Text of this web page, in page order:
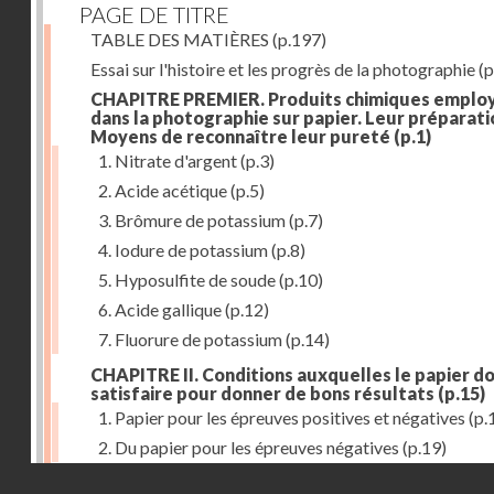
PAGE DE TITRE
TABLE DES MATIÈRES (p.197)
Essai sur l'histoire et les progrès de la photographie
CHAPITRE PREMIER. Produits chimiques
dans la photographie sur papier. Leur
Moyens de reconnaître leur pureté (p.1)
1. Nitrate d'argent(p.3)
2. Acide acétique(p.5)
3. Brômure de potassium(p.7)
4. Iodure de potassium(p.8)
5. Hyposulfite de soude(p.10)
6. Acide gallique(p.12)
7. Fluorure de potassium(p.14)
CHAPITRE II. Conditions auxquelles le papier
satisfaire pour donner de bons résultats (p.15)
1. Papier pour les épreuves positives et négatives
2. Du papier pour les épreuves négatives (p.19)